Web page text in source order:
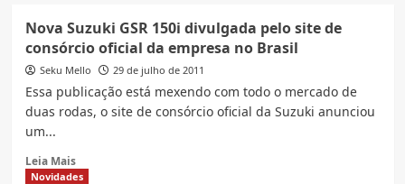
Nova Suzuki GSR 150i divulgada pelo site de
consórcio oficial da empresa no Brasil
Seku Mello 29 de julho de 2011
Essa publicação está mexendo com todo o mercado de
duas rodas, o site de consórcio oficial da Suzuki anunciou
um...
Leia MaisRead
more
Novidades